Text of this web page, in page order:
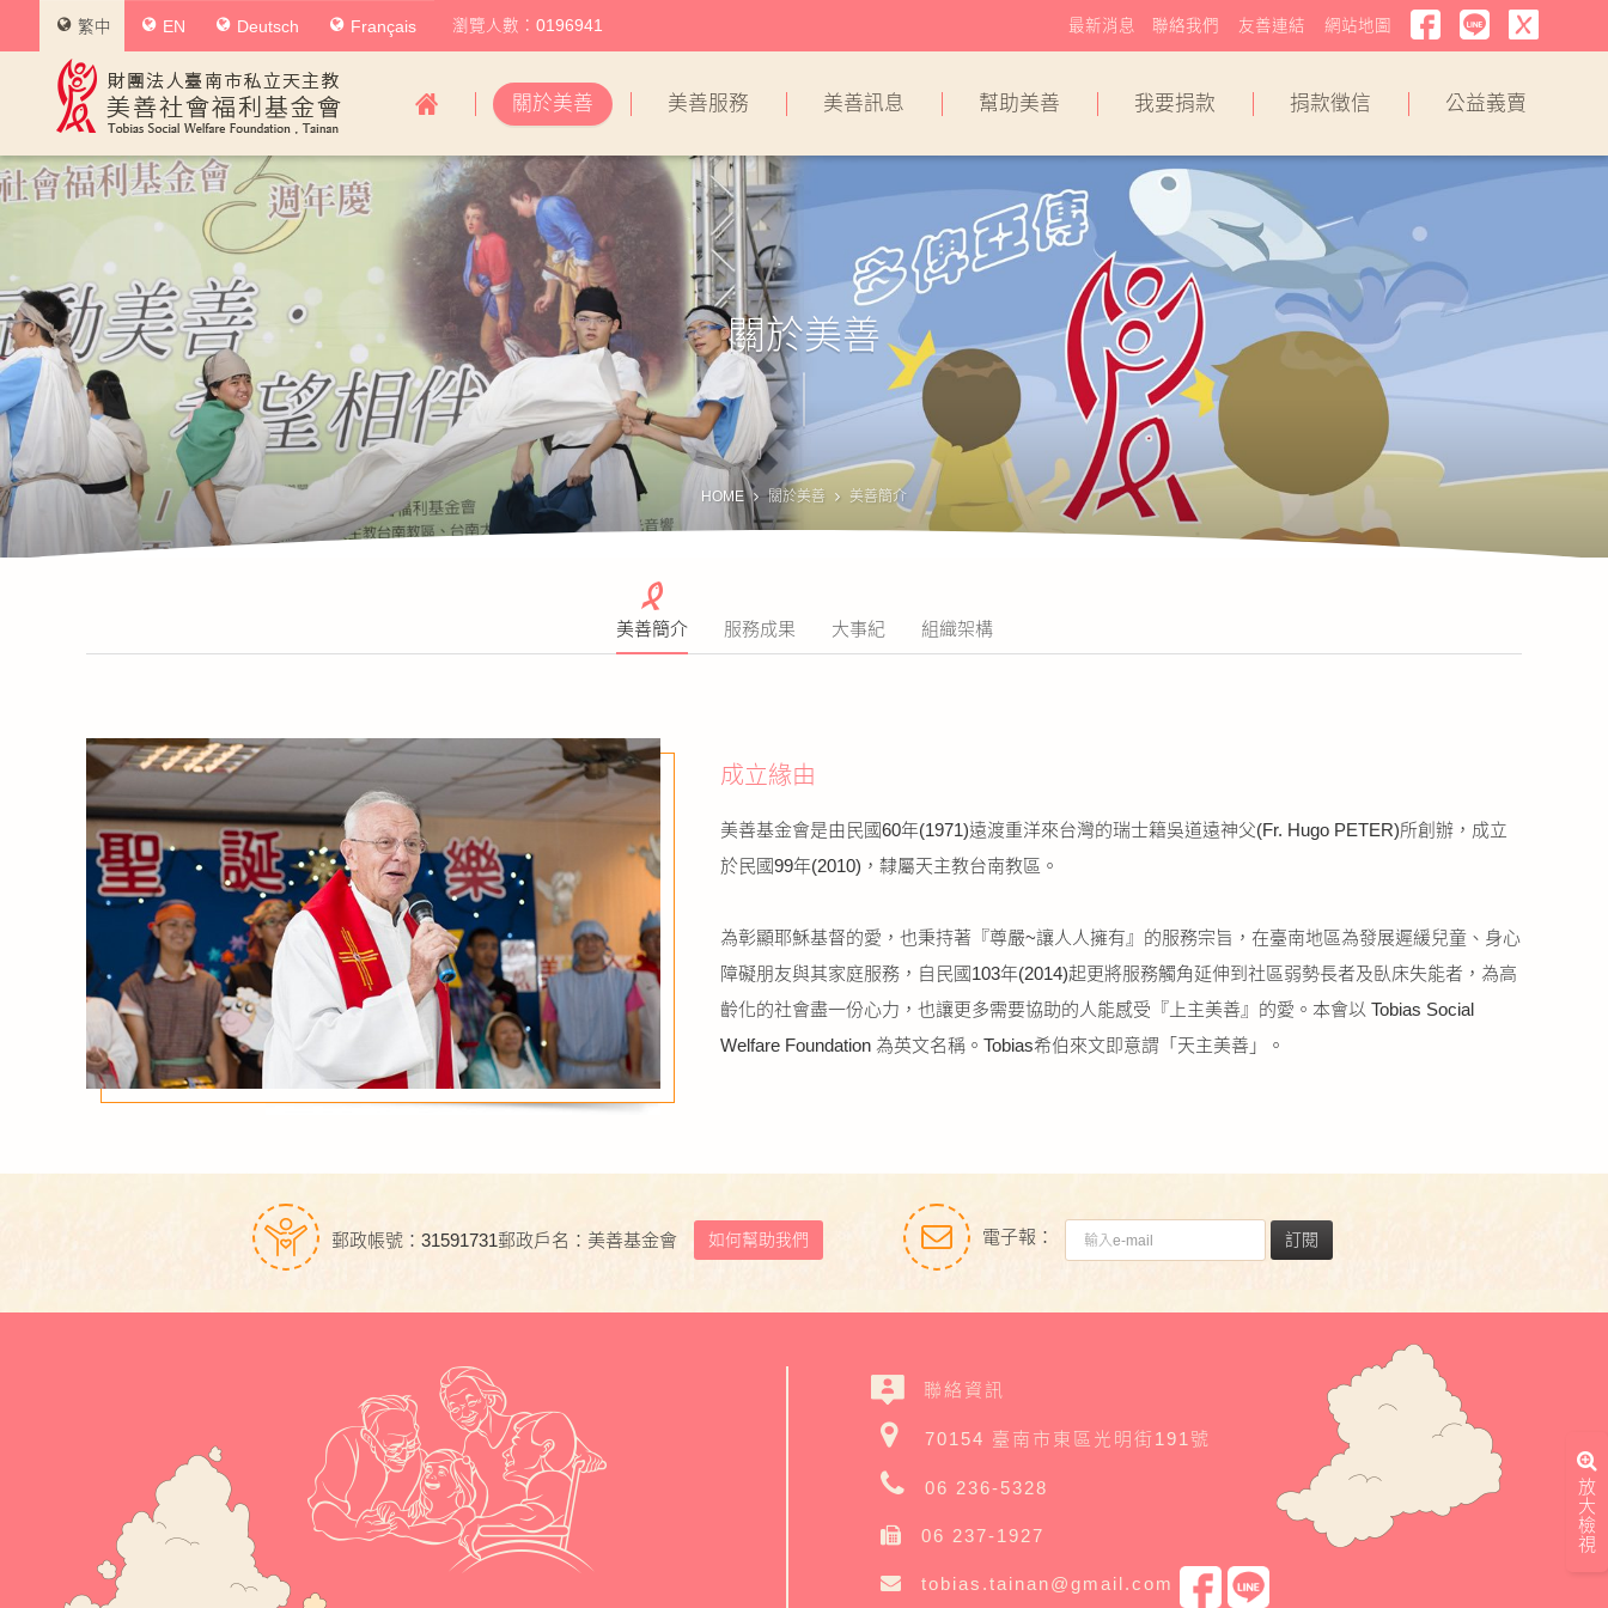
會
福
利
基
金
會
主
導
覽
關於美善 美善服務 美善訊息 幫助美善 我要捐款 捐款徵信 公益義賣
繁中 EN Deutsch Français 瀏覽人數：0196941 最新消息 聯絡我們 友善連結 網站地圖
關於美善
HOME 關於美善 美善簡介
放
大
檢
視
美善簡介 服務成果 大事紀 組織架構
成立緣由
美善基金會是由民國60年(1971)遠渡重洋來台灣的瑞士籍吳道遠神父(Fr. Hugo PETER)所創辦，成立
於民國99年(2010)，隸屬天主教台南教區。
為彰顯耶穌基督的愛，也秉持著『尊嚴~讓人人擁有』的服務宗旨，在臺南地區為發展遲緩兒童、身心
障礙朋友與其家庭服務，自民國103年(2014)起更將服務觸角延伸到社區弱勢長者及臥床失能者，為高
齡化的社會盡一份心力，也讓更多需要協助的人能感受『上主美善』的愛。本會以 Tobias Social
Welfare Foundation 為英文名稱。Tobias希伯來文即意謂「天主美善」。
郵政帳號：31591731郵政戶名：美善基金會 如何幫助我們 電子報： 訂閱
聯絡資訊
70154 臺南市東區光明街191號
06 236-5328
06 237-1927
tobias.tainan@gmail.com